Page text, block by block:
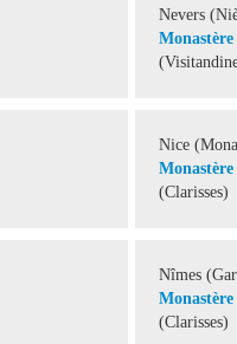
Nevers
Nice
(Clarisses)
Nîmes
(Clarisses)